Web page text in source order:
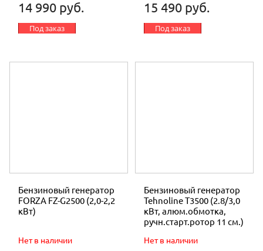
14 990 руб.
Под заказ
15 490 руб.
Под заказ
Бензиновый генератор
FORZA FZ-G2500 (2,0-2,2
кВт)
Нет в наличии
Бензиновый генератор
Tehnoline T3500 (2.8/3,0
кВт, алюм.обмотка,
ручн.старт.ротор 11 см.)
Нет в наличии